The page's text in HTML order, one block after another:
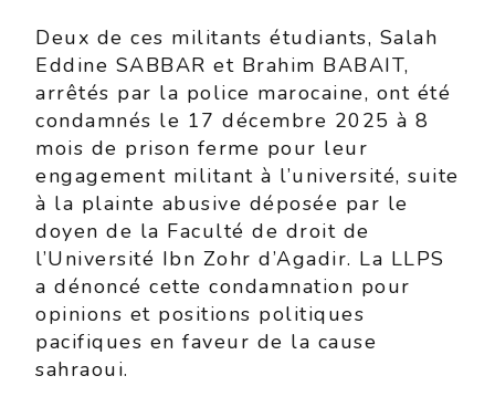
Deux de ces militants étudiants, Salah
Eddine SABBAR et Brahim BABAIT,
arrêtés par la police marocaine, ont été
condamnés le 17 décembre 2025 à 8
mois de prison ferme pour leur
engagement militant à l’université, suite
à la plainte abusive déposée par le
doyen de la Faculté de droit de
l’Université Ibn Zohr d’Agadir. La LLPS
a dénoncé cette condamnation pour
opinions et positions politiques
pacifiques en faveur de la cause
sahraoui.